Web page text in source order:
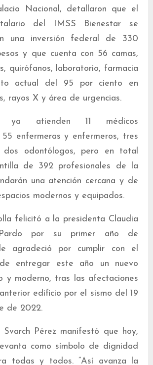
Nacional, detallaron que el
del IMSS Bienestar se
una inversión federal de 330
y que cuenta con 56 camas,
quirófanos, laboratorio, farmacia
actual del 95 por ciento en
rayos X y área de urgencias.
ya atienden 11 médicos
55 enfermeras y enfermeros, tres
dos odontólogos, pero en total
de 392 profesionales de la
una atención cercana y de
modernos y equipados.
felicitó a la presidenta Claudia
Pardo por su primer año de
agradeció por cumplir con el
de entregar este año un nuevo
y moderno, tras las afectaciones
edificio por el sismo del 19
de 2022.
Pérez manifestó que hoy,
como símbolo de dignidad
todas y todos. “Así avanza la